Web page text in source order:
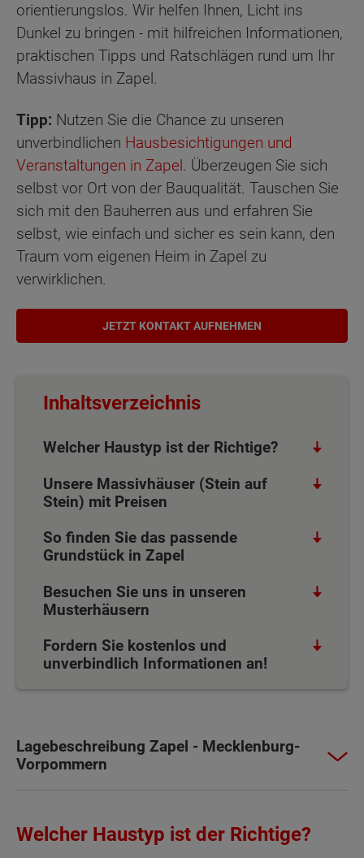
orientierungslos. Wir helfen Ihnen, Licht ins
Dunkel zu bringen - mit hilfreichen Informationen,
praktischen Tipps und Ratschlägen rund um Ihr
Massivhaus in Zapel.
Tipp: Nutzen Sie die Chance zu unseren
unverbindlichen Hausbesichtigungen und
Veranstaltungen in Zapel. Überzeugen Sie sich
selbst vor Ort von der Bauqualität. Tauschen Sie
sich mit den Bauherren aus und erfahren Sie
selbst, wie einfach und sicher es sein kann, den
Traum vom eigenen Heim in Zapel zu
verwirklichen.
JETZT KONTAKT AUFNEHMEN
Inhaltsverzeichnis
Welcher Haustyp ist der Richtige?
Unsere Massivhäuser (Stein auf
Stein) mit Preisen
So finden Sie das passende
Grundstück in Zapel
Besuchen Sie uns in unseren
Musterhäusern
Fordern Sie kostenlos und
unverbindlich Informationen an!
Lagebeschreibung Zapel - Mecklenburg-
Vorpommern
Welcher Haustyp ist der Richtige?